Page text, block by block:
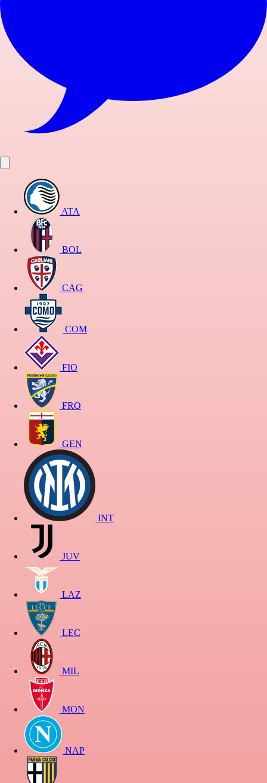
ATA
BOL
CAG
COM
FIO
FRO
GEN
INT
JUV
LAZ
LEC
MIL
MON
NAP